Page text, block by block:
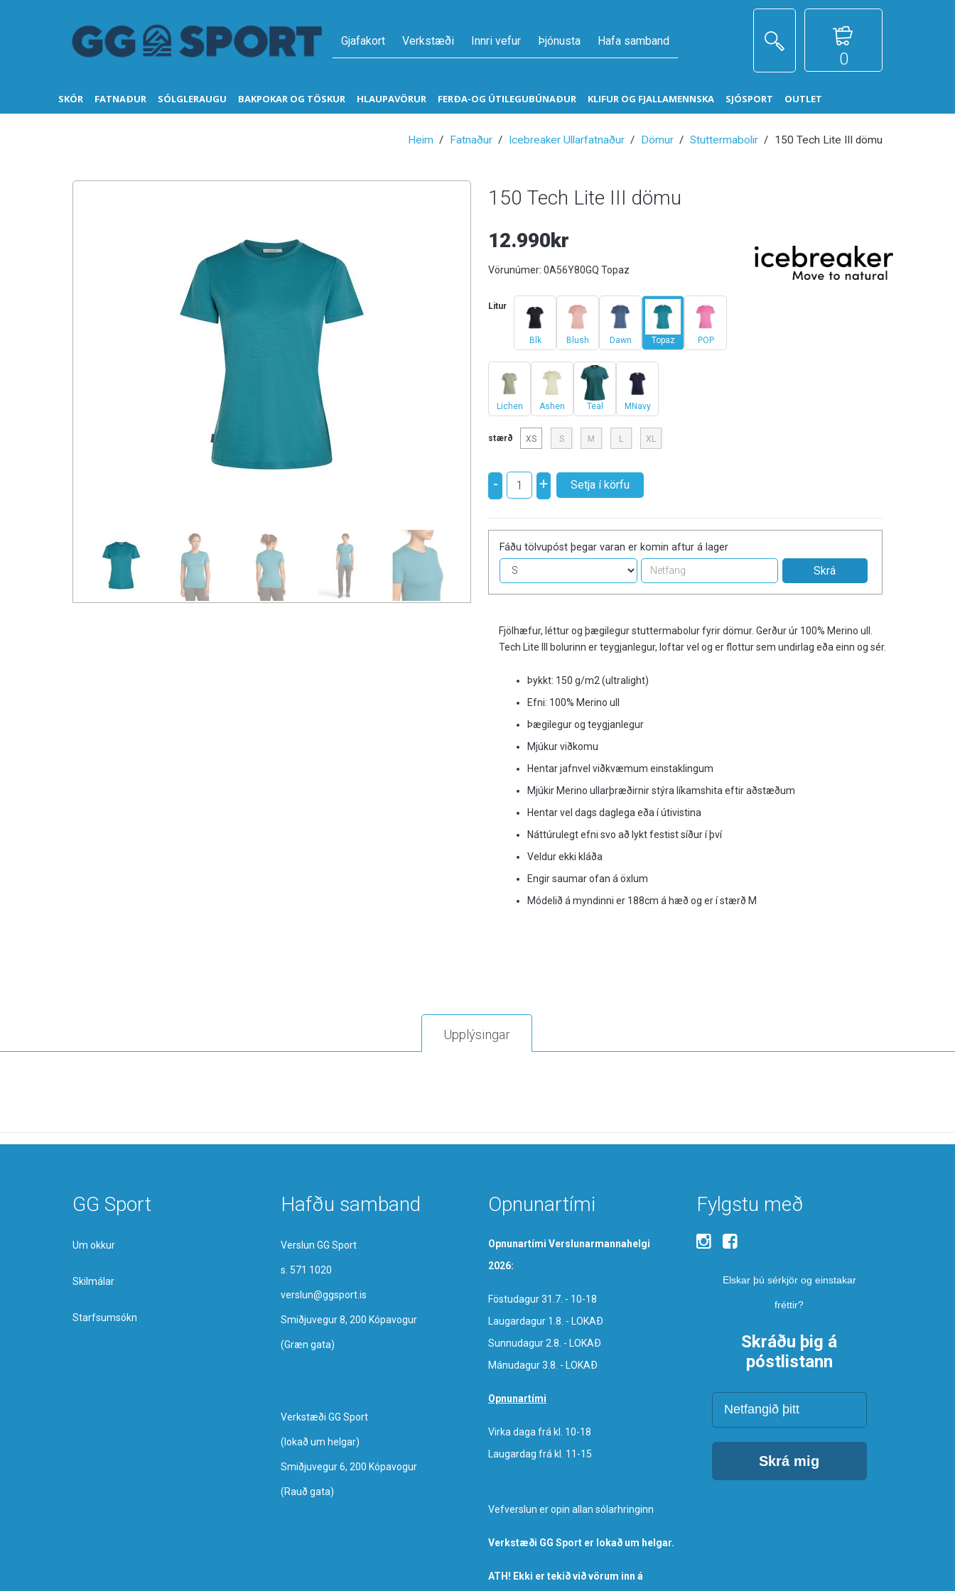
Gjafakort Verkstæði Innri vefur Þjónusta Hafa samband
SKÓR FATNAÐUR SÓLGLERAUGU BAKPOKAR OG TÖSKUR HLAUPAVÖRUR FERÐA-OG ÚTILEGUBÚNAÐUR KLIFUR OG FJALLAMENNSKA SJÓSPORT OUTLET
0
Heim Fatnaður Icebreaker Ullarfatnaður Dömur Stuttermabolir 150 Tech Lite III dömu
150 Tech Lite III dömu
12.990kr
Vörunúmer: 0A56Y80GQ Topaz
Litur
Blk Blush Dawn Topaz POP
Lichen Ashen Teal MNavy
stærð XS S M L XL
- +
Fáðu tölvupóst þegar varan er komin aftur á lager
Fjölhæfur, léttur og þægilegur stuttermabolur fyrir dömur. Gerður úr 100% Merino ull.
Tech Lite III bolurinn er teygjanlegur, loftar vel og er flottur sem undirlag eða einn og sér.
Þykkt: 150 g/m2 (ultralight)
Efni: 100% Merino ull
Þægilegur og teygjanlegur
Mjúkur viðkomu
Hentar jafnvel viðkvæmum einstaklingum
Mjúkir Merino ullarþræðirnir stýra líkamshita eftir aðstæðum
Hentar vel dags daglega eða í útivistina
Náttúrulegt efni svo að lykt festist síður í því
Veldur ekki kláða
Engir saumar ofan á öxlum
Módelið á myndinni er 188cm á hæð og er í stærð M
Upplýsingar
GG Sport
Um okkur
Skilmálar
Starfsumsókn
Hafðu samband
Verslun GG Sport
s. 571 1020
verslun@ggsport.is
Smiðjuvegur 8, 200 Kópavogur
(Græn gata)
Verkstæði GG Sport
​(lokað um helgar)
Smiðjuvegur 6, 200 Kópavogur
(Rauð gata)
Opnunartími
Opnunartími Verslunarmannahelgi
2026:
Föstudagur 31.7. - 10-18
Laugardagur 1.8. - LOKAÐ
Sunnudagur 2.8. - LOKAÐ
Mánudagur 3.8. - LOKAÐ
Opnunartími
Virka daga frá kl. 10-18
Laugardag frá kl. 11-15
Vefverslun er opin allan sólarhringinn
Verkstæði GG Sport er lokað um helgar.
ATH! Ekki er tekið við vörum inn á
Fylgstu með
Elskar þú sérkjör og einstakar
fréttir?
Skráðu þig á
póstlistann
Netfang
Skrá mig